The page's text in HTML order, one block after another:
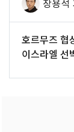
장용석
호르무즈 협
이스라엘 선